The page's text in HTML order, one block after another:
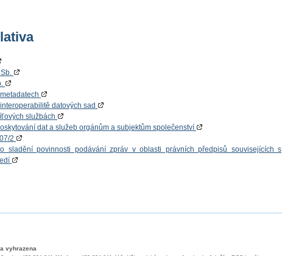
datových sad
službách
dat a služeb orgánům a subjektům společenství
2
sladění povinnosti podávání zpráv v oblasti právních předpisů souvisejících s
vyhrazena